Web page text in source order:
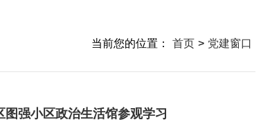
当前您的位置： 首页 > 党建窗口
强小区政治生活馆参观学习